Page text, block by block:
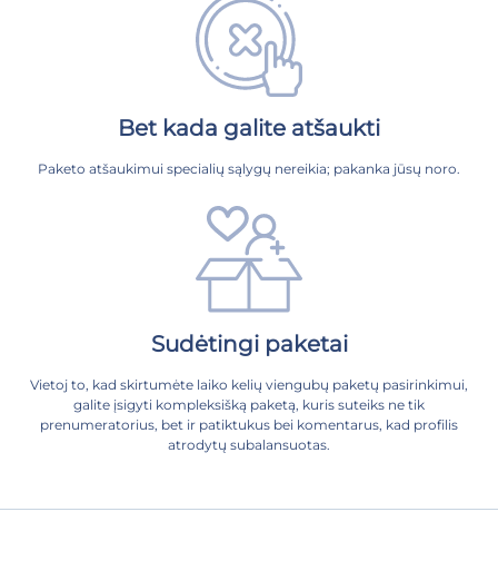
Bet kada galite atšaukti
Paketo atšaukimui specialių sąlygų nereikia; pakanka jūsų noro.
Sudėtingi paketai
Vietoj to, kad skirtumėte laiko kelių viengubų paketų pasirinkimui,
galite įsigyti kompleksišką paketą, kuris suteiks ne tik
prenumeratorius, bet ir patiktukus bei komentarus, kad profilis
atrodytų subalansuotas.